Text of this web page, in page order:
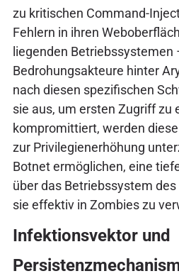
zu kritischen Command-
Fehlern in ihren
liegenden Betriebssystemen
Bedrohungsakteure hinter
nach diesen spezifischen
sie aus, um ersten Zugriff zu
kompromittiert, werden
zur Privilegienerhöhung
Botnet ermöglichen, eine
über das Betriebssystem
sie effektiv in Zombies zu
Infektionsvektor und